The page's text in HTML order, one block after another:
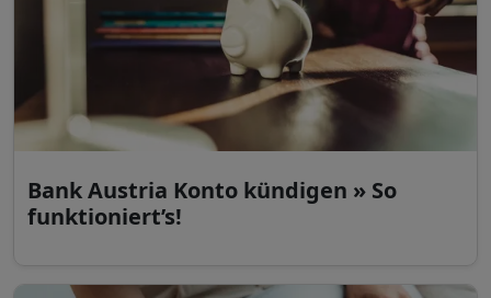
Bank Austria Konto kündigen » So
funktioniert’s!